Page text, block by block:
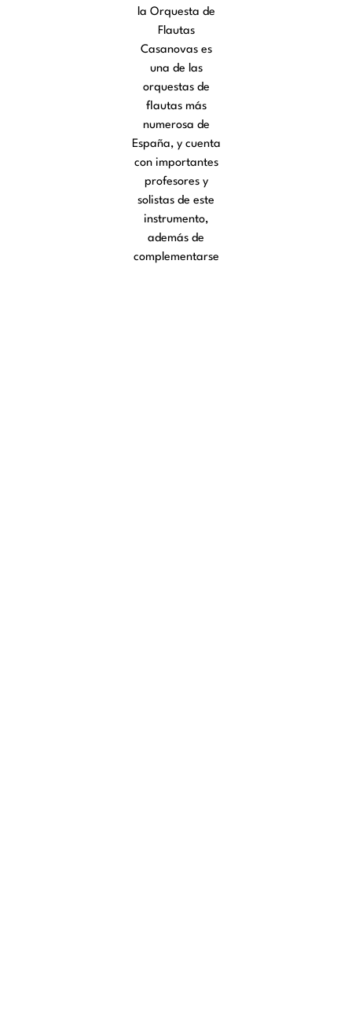
la Orquesta de
Flautas
Casanovas es
una de las
orquestas de
flautas más
numerosa de
España, y cuenta
con importantes
profesores y
solistas de este
instrumento,
además de
complementarse